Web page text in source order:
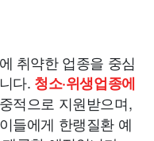
취약한 업종을 중심
다. 청소·위생업종에
적으로 지원받으며,
들에게 한랭질환 예